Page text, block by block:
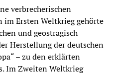
verbrecherischen
Ersten Weltkrieg gehörte
und geostragisch
Herstellung der deutschen
– zu den erklärten
Im Zweiten Weltkrieg